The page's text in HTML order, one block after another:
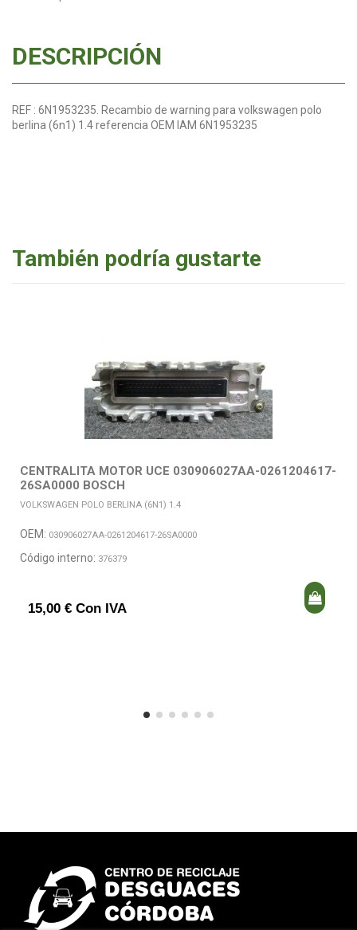
DESCRIPCIÓN
REF : 6N1953235. Recambio de warning para volkswagen polo
berlina (6n1) 1.4 referencia OEM IAM 6N1953235
También podría gustarte
CENTRALITA MOTOR UCE 030906027AA-0261204617-
26SA0000 BOSCH
VOLKSWAGEN POLO BERLINA (6N1) 1.4
OEM: 030906027AA-0261204617-26SA0000
Código interno: 376379
15,00 € Con IVA